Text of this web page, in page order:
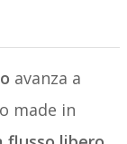
avanza a
made in